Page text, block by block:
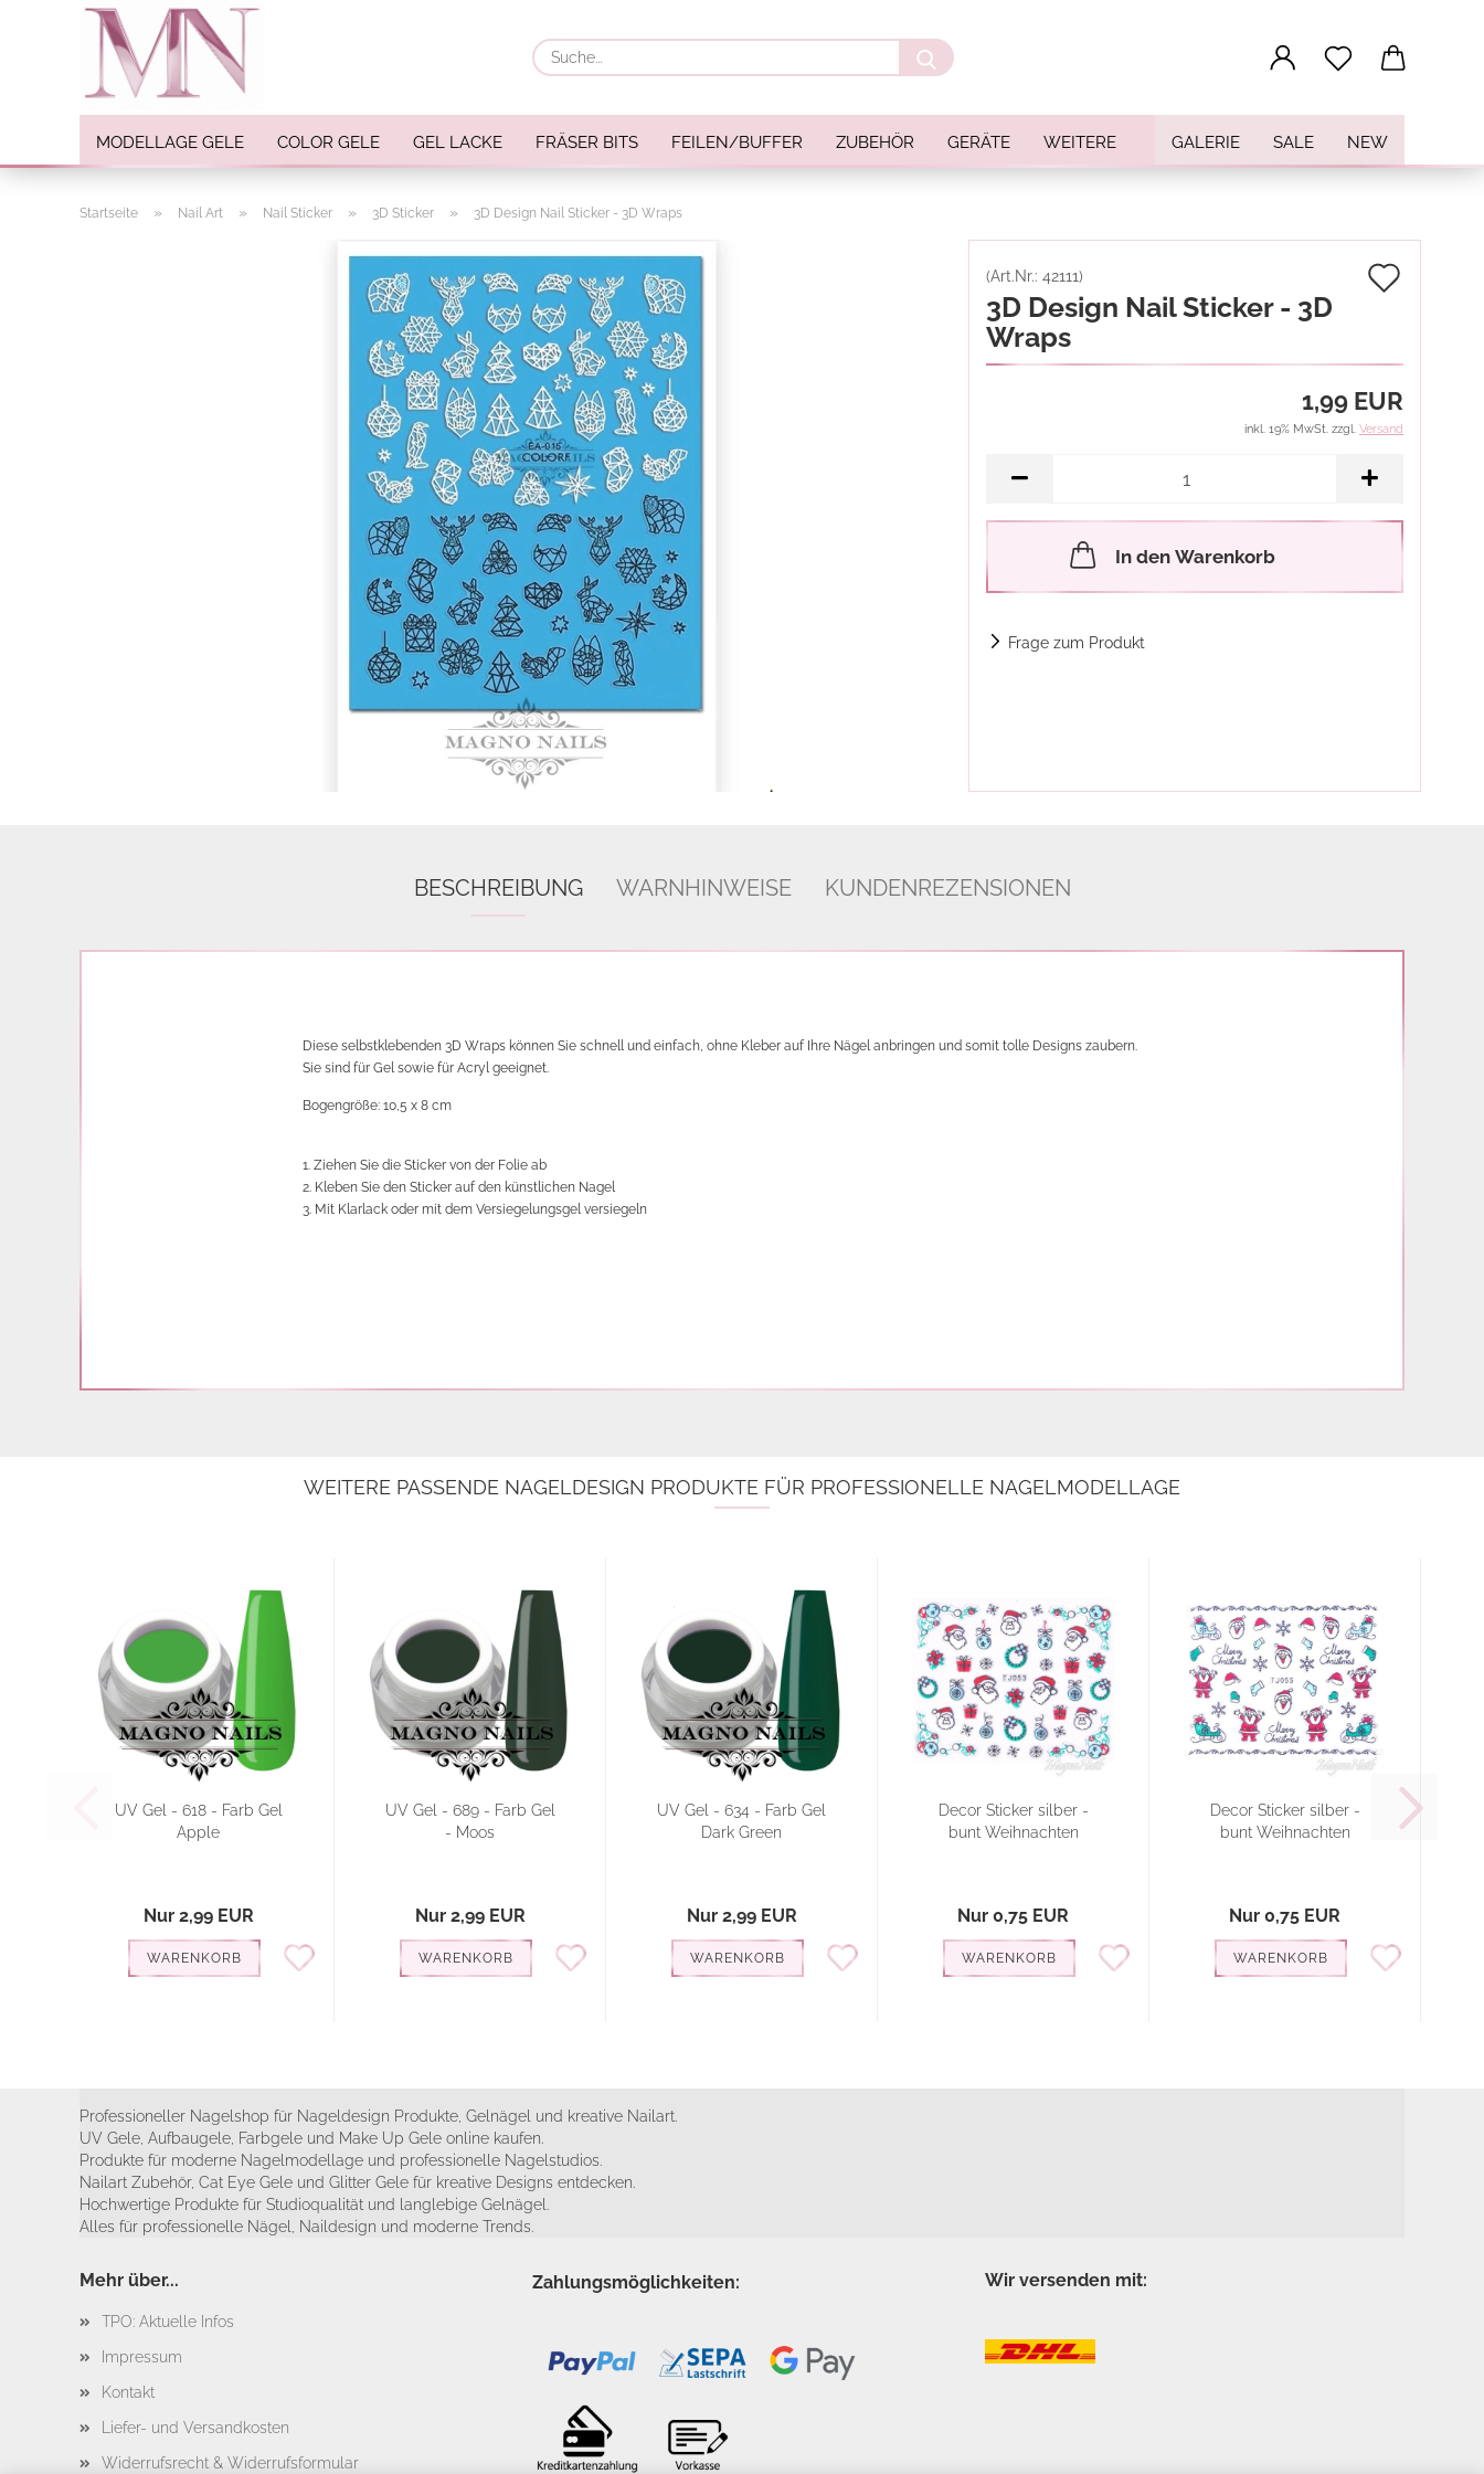
Suche...
MODELLAGE GELE COLOR GELE GEL LACKE FRÄSER BITS FEILEN/BUFFER ZUBEHÖR GERÄTE GALERIE SALE NEW
WEITERE
Einlegemotive / Overlays
Feine Acrylfarbe / Aquarell
Startseite » Nail Art » Nail Sticker » 3D Sticker » 3D Design Nail Sticker - 3D Wraps
(Art.Nr.: 42111)
3D Design Nail Sticker - 3D
Wraps
1,99 EUR
inkl. 19% MwSt. zzgl. Versand
In den Warenkorb
Frage zum Produkt
BESCHREIBUNG WARNHINWEISE KUNDENREZENSIONEN
Diese selbstklebenden 3D Wraps können Sie schnell und einfach, ohne Kleber auf Ihre Nägel anbringen und somit tolle Designs zaubern.
Sie sind für Gel sowie für Acryl geeignet.
Bogengröße: 10,5 x 8 cm
1. Ziehen Sie die Sticker von der Folie ab
2. Kleben Sie den Sticker auf den künstlichen Nagel
3. Mit Klarlack oder mit dem Versiegelungsgel versiegeln
WEITERE PASSENDE NAGELDESIGN PRODUKTE FÜR PROFESSIONELLE NAGELMODELLAGE
UV Gel - 618 - Farb Gel
Apple
Nur 2,99 EUR
WARENKORB
UV Gel - 689 - Farb Gel
- Moos
Nur 2,99 EUR
WARENKORB
UV Gel - 634 - Farb Gel
Dark Green
Nur 2,99 EUR
WARENKORB
Decor Sticker silber -
bunt Weihnachten
Nur 0,75 EUR
WARENKORB
Decor Sticker silber -
bunt Weihnachten
Nur 0,75 EUR
WARENKORB
Professioneller Nagelshop für Nageldesign Produkte, Gelnägel und kreative Nailart.
UV Gele, Aufbaugele, Farbgele und Make Up Gele online kaufen.
Produkte für moderne Nagelmodellage und professionelle Nagelstudios.
Nailart Zubehör, Cat Eye Gele und Glitter Gele für kreative Designs entdecken.
Hochwertige Produkte für Studioqualität und langlebige Gelnägel.
Alles für professionelle Nägel, Naildesign und moderne Trends.
Mehr über...
TPO: Aktuelle Infos
Impressum
Kontakt
Liefer- und Versandkosten
Widerrufsrecht & Widerrufsformular
Zahlungsmöglichkeiten: Wir versenden mit: